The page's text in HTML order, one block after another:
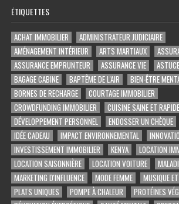
ÉTIQUETTES
ACHAT IMMOBILIER
ADMINISTRATEUR JUDICIAIRE
AMÉNAGEMENT INTÉRIEUR
ARTS MARTIAUX
ASSURANCE EMPRUNTEUR
ASSURANCE VIE
BAGAGE CABINE
BAPTÊME DE L'AIR
BIEN-ÊTRE
BORNES DE RECHARGE
COURTAGE IMMOBILIER
CROWDFUNDING IMMOBILIER
CUISINE SAINE ET RAPIDE
DÉVELOPPEMENT PERSONNEL
ENDOSSER UN CHÈQUE
IDÉE CADEAU
IMPACT ENVIRONNEMENTAL
INVESTISSEMENT IMMOBILIER
KENYA
LOCATION
LOCATION SAISONNIÈRE
LOCATION VOITURE
MARKETING D'INFLUENCE
MODE FEMME MUSIQUE
PLATS UNIQUES
POMPE À CHALEUR
PROTÉINES